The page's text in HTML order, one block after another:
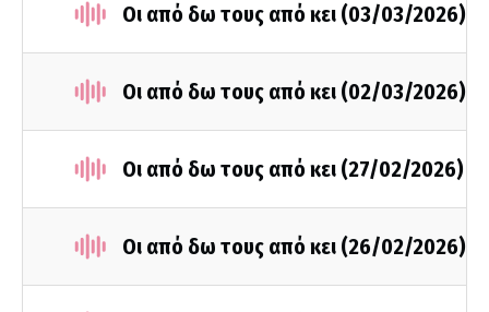
Οι από δω τους από κει (03/03/2026)
Οι από δω τους από κει (02/03/2026)
Οι από δω τους από κει (27/02/2026)
Οι από δω τους από κει (26/02/2026)